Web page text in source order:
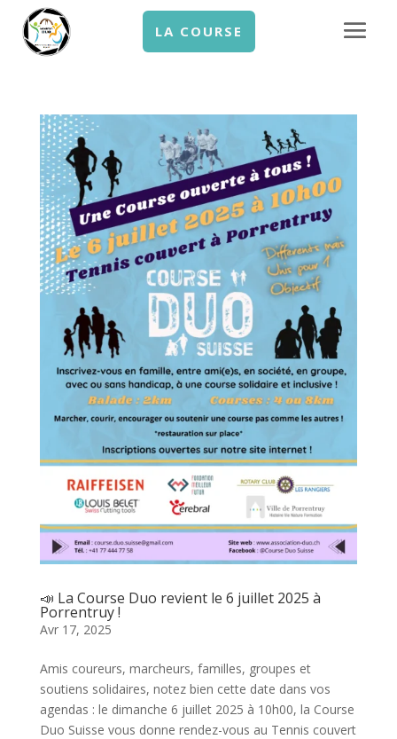
LA COURSE
📣 La Course Duo revient le 6 juillet 2025 à
Porrentruy !
Avr 17, 2025
Amis coureurs, marcheurs, familles, groupes et
soutiens solidaires, notez bien cette date dans vos
agendas : le dimanche 6 juillet 2025 à 10h00, la Course
Duo Suisse vous donne rendez-vous au Tennis couvert